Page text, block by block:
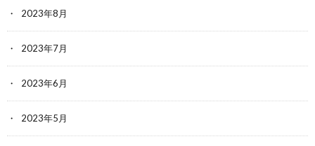
2023年8月
2023年7月
2023年6月
2023年5月